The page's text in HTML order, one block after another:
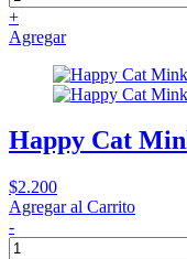
+
Agregar
Happy Cat
$2.200
Agregar al Carrito
-